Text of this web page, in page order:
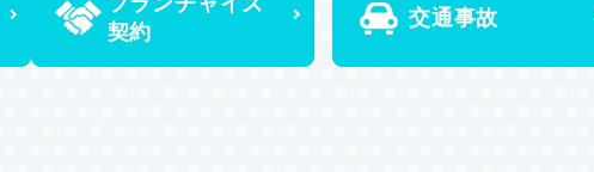
契約
交通事故